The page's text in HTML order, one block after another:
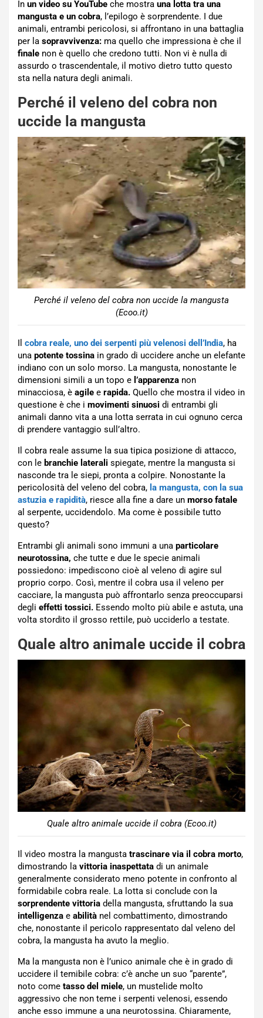
In un video su YouTube che mostra una lotta tra una
mangusta e un cobra, l’epilogo è sorprendente. I due
animali, entrambi pericolosi, si affrontano in una battaglia
per la sopravvivenza: ma quello che impressiona è che il
finale non è quello che credono tutti. Non vi è nulla di
assurdo o trascendentale, il motivo dietro tutto questo
sta nella natura degli animali.
Perché il veleno del cobra non
uccide la mangusta
Perché il veleno del cobra non uccide la mangusta
(Ecoo.it)
cobra reale, uno dei serpenti più velenosi dell’India, ha
una potente tossina in grado di uccidere anche un elefante
indiano con un solo morso. La mangusta, nonostante le
dimensioni simili a un topo e l’apparenza non
minacciosa, è agile e rapida. Quello che mostra il video in
questione è che i movimenti sinuosi di entrambi gli
animali danno vita a una lotta serrata in cui ognuno cerca
di prendere vantaggio sull’altro.
Il cobra reale assume la sua tipica posizione di attacco,
con le branchie laterali spiegate, mentre la mangusta si
nasconde tra le siepi, pronta a colpire. Nonostante la
pericolosità del veleno del cobra, la mangusta, con la sua
astuzia e rapidità, riesce alla fine a dare un morso fatale
al serpente, uccidendolo. Ma come è possibile tutto
questo?
Entrambi gli animali sono immuni a una particolare
neurotossina, che tutte e due le specie animali
possiedono: impediscono cioè al veleno di agire sul
proprio corpo. Così, mentre il cobra usa il veleno per
cacciare, la mangusta può affrontarlo senza preoccuparsi
degli effetti tossici. Essendo molto più abile e astuta, una
volta stordito il grosso rettile, può ucciderlo a testate.
Quale altro animale uccide il cobra
Quale altro animale uccide il cobra (Ecoo.it)
Il video mostra la mangusta trascinare via il cobra morto,
dimostrando la vittoria inaspettata di un animale
generalmente considerato meno potente in confronto al
formidabile cobra reale. La lotta si conclude con la
sorprendente vittoria della mangusta, sfruttando la sua
intelligenza e abilità nel combattimento, dimostrando
che, nonostante il pericolo rappresentato dal veleno del
cobra, la mangusta ha avuto la meglio.
Ma la mangusta non è l’unico animale che è in grado di
uccidere il temibile cobra: c’è anche un suo “parente”,
noto come tasso del miele, un mustelide molto
aggressivo che non teme i serpenti velenosi, essendo
anche esso immune a una neurotossina. Chiaramente,